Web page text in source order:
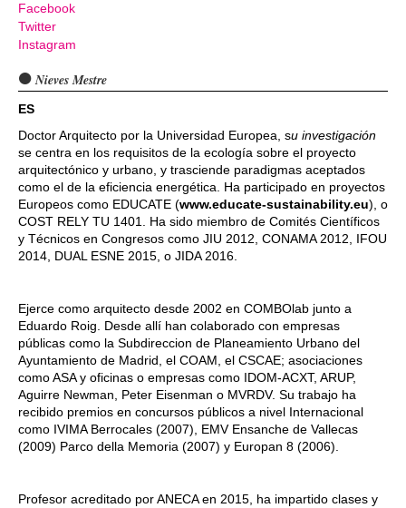
Facebook
Twitter
Instagram
Nieves Mestre
ES
Doctor Arquitecto por la Universidad Europea, su investigación
se centra en los requisitos de la ecología sobre el proyecto
arquitectónico y urbano, y trasciende paradigmas aceptados
como el de la eficiencia energética. Ha participado en proyectos
Europeos como EDUCATE (www.educate-sustainability.eu), o
COST RELY TU 1401. Ha sido miembro de Comités Científicos
y Técnicos en Congresos como JIU 2012, CONAMA 2012, IFOU
2014, DUAL ESNE 2015, o JIDA 2016.
Ejerce como arquitecto desde 2002 en COMBOlab junto a
Eduardo Roig. Desde allí han colaborado con empresas
públicas como la Subdireccion de Planeamiento Urbano del
Ayuntamiento de Madrid, el COAM, el CSCAE; asociaciones
como ASA y oficinas o empresas como IDOM-ACXT, ARUP,
Aguirre Newman, Peter Eisenman o MVRDV. Su trabajo ha
recibido premios en concursos públicos a nivel Internacional
como IVIMA Berrocales (2007), EMV Ensanche de Vallecas
(2009) Parco della Memoria (2007) y Europan 8 (2006).
Profesor acreditado por ANECA en 2015, ha impartido clases y